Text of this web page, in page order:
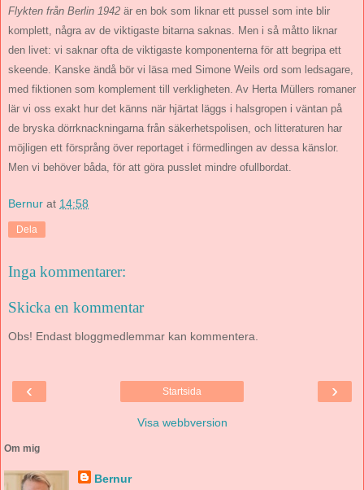
Flykten från Berlin 1942 är en bok som liknar ett pussel som inte blir
komplett, några av de viktigaste bitarna saknas. Men i så måtto liknar
den livet: vi saknar ofta de viktigaste komponenterna för att begripa ett
skeende. Kanske ändå bör vi läsa med Simone Weils ord som ledsagare,
med fiktionen som komplement till verkligheten. Av Herta Müllers romaner
lär vi oss exakt hur det känns när hjärtat läggs i halsgropen i väntan på
de bryska dörrknackningarna från säkerhetspolisen, och litteraturen har
möjligen ett försprång över reportaget i förmedlingen av dessa känslor.
Men vi behöver båda, för att göra pusslet mindre ofullbordat.
Bernur at 14:58
Dela
Inga kommentarer:
Skicka en kommentar
Obs! Endast bloggmedlemmar kan kommentera.
‹ ›
Startsida
Visa webbversion
Om mig
Bernur